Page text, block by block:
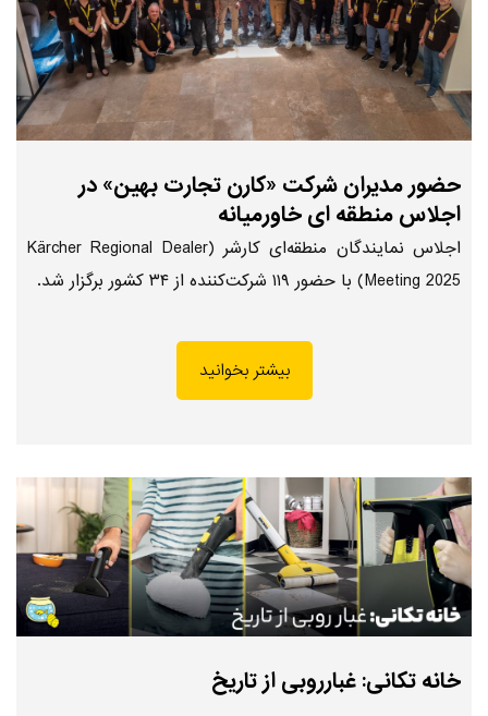
حضور مدیران شرکت «کارن تجارت بهین» در
اجلاس منطقه ای خاورمیانه
اجلاس نمایندگان منطقه‌ای کارشر (Kärcher Regional Dealer
Meeting 2025) با حضور ۱۱۹ شرکت‌کننده از ۳۴ کشور برگزار شد.
بیشتر بخوانید
خانه تکانی: غبارروبی از تاریخ